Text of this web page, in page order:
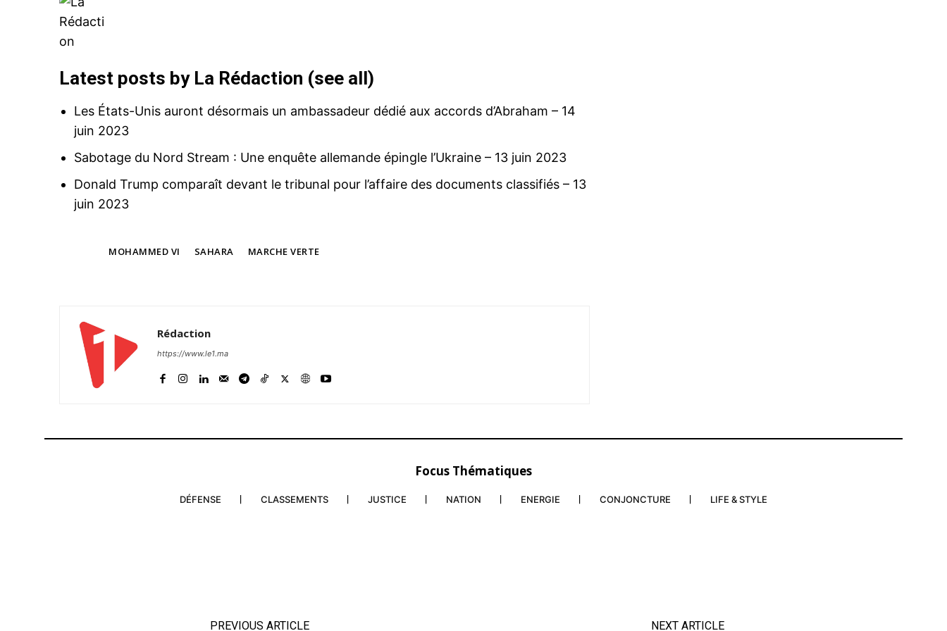
Latest posts by La Rédaction (see all)
Les États-Unis auront désormais un ambassadeur dédié aux accords d’Abraham – 14
juin 2023
Sabotage du Nord Stream : Une enquête allemande épingle l’Ukraine – 13 juin 2023
Donald Trump comparaît devant le tribunal pour l’affaire des documents classifiés – 13
juin 2023
MOHAMMED VI SAHARA MARCHE VERTE
Rédaction
https://www.le1.ma
Focus Thématiques
DÉFENSE CLASSEMENTS JUSTICE NATION ENERGIE CONJONCTURE LIFE & STYLE
PREVIOUS ARTICLE NEXT ARTICLE